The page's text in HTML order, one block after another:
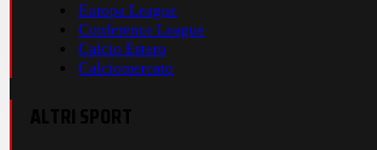
Europa League
Conference League
Calcio Estero
Calciomercato